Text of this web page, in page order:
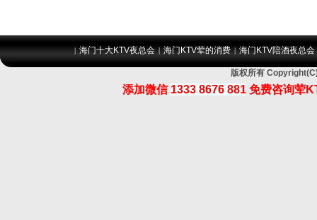
|海门十大KTV夜总会 |海门KTV荤的消费 |海门KTV陪酒夜总会
版权所有
添加微信 1333 8676 881 免费咨询荤